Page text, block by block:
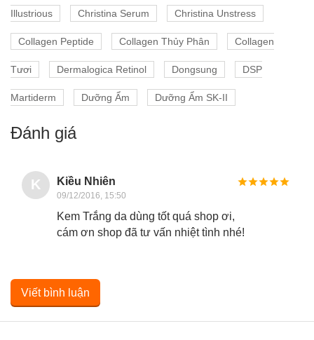
Illustrious Christina Serum Christina Unstress
Collagen Peptide Collagen Thủy Phân Collagen
Tươi Dermalogica Retinol Dongsung DSP
Martiderm Dưỡng Ẩm Dưỡng Ẩm SK-II
Đánh giá
K Kiều Nhiên
09/12/2016, 15:50
Kem Trắng da dùng tốt quá shop ơi,
cám ơn shop đã tư vấn nhiệt tình nhé!
Viết bình luận